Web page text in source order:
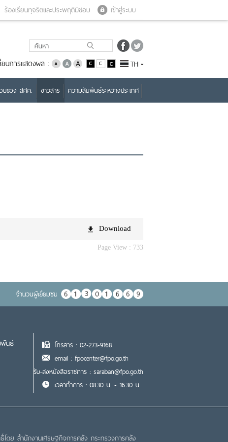
เข้าสู่ระบบ
ร้องเรียนทุจริตและประพฤติมิชอบ
ยนการแสดงผล : TH
บของ สศค. ข่าวสาร ความสัมพันธ์ระหว่างประเทศ
Download
Page View : 733
จำนวนผู้เยื่ยมชม
พันธ์
โทรสาร : 02-273-9168
email : fpocenter@fpo.go.th
รับ-ส่งหนังสือราชการ : saraban@fpo.go.th
เวลาทำการ : 08.30 น. - 16.30 น.
ดย สำนักงานเศรษฐกิจการคลัง กระทรวงการคลัง